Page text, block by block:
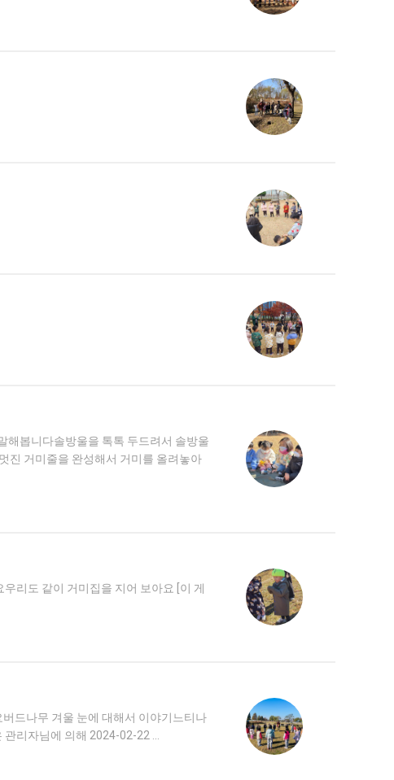
해봅니다솔방울을 톡톡 두드려서 솔방울
진 거미줄을 완성해서 거미를 올려놓아
리도 같이 거미집을 지어 보아요 [이 게
드나무 겨울 눈에 대해서 이야기느티나
리자님에 의해 2024-02-22 …